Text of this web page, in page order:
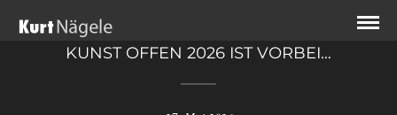
KUNST OFFEN 2026 IST VORBEI…